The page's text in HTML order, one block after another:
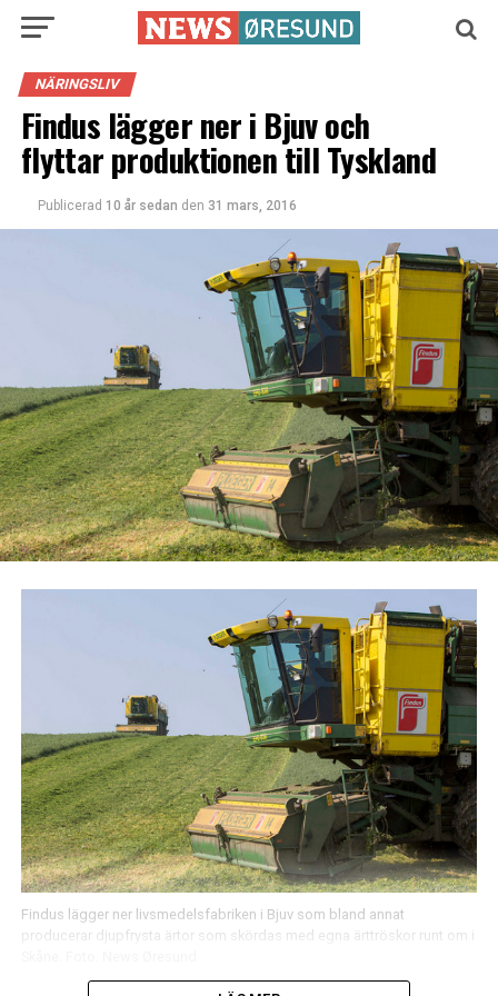
NÄRINGSLIV
Findus lägger ner i Bjuv och
flyttar produktionen till Tyskland
Publicerad 10 år sedan den 31 mars, 2016
Findus lägger ner livsmedelsfabriken i Bjuv som bland annat
producerar djupfrysta ärtor som skördas med egna ärttröskor runt om i